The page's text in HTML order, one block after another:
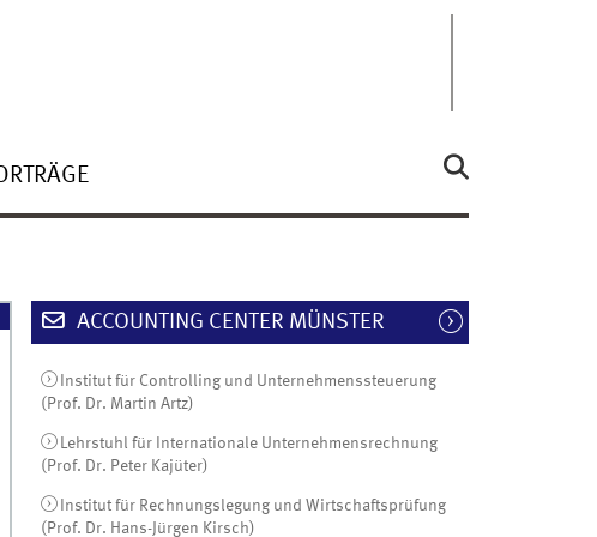
ACCOUNTING CENTER MÜNSTER
Institut für Controlling und Unternehmenssteuerung
(Prof. Dr. Martin Artz)
Lehrstuhl für Internationale Unternehmensrechnung
(Prof. Dr. Peter Kajüter)
Institut für Rechnungslegung und Wirtschaftsprüfung
(Prof. Dr. Hans-Jürgen Kirsch)